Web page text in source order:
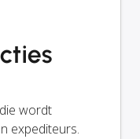
wordt
expediteurs.